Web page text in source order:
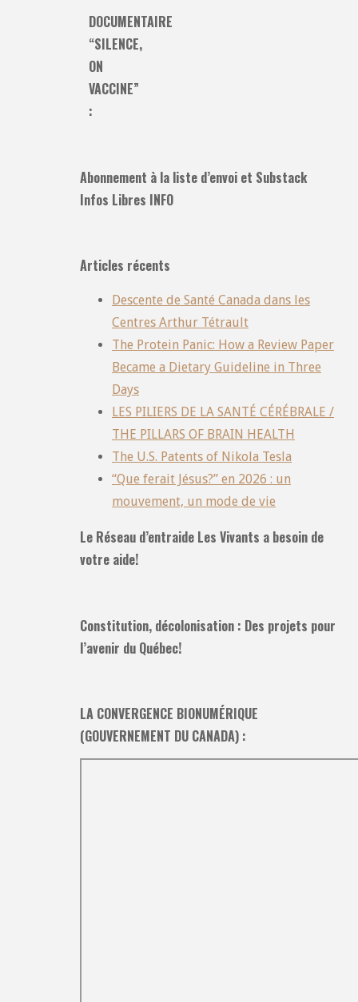
DOCUMENTAIRE
“SILENCE,
ON
VACCINE”
:
Abonnement à la liste d’envoi et Substack
Infos Libres INFO
Articles récents
Descente de Santé Canada dans les
Centres Arthur Tétrault
The Protein Panic: How a Review Paper
Became a Dietary Guideline in Three
Days
LES PILIERS DE LA SANTÉ CÉRÉBRALE /
THE PILLARS OF BRAIN HEALTH
The U.S. Patents of Nikola Tesla
“Que ferait Jésus?” en 2026 : un
mouvement, un mode de vie
Le Réseau d’entraide Les Vivants a besoin de
votre aide!
Constitution, décolonisation : Des projets pour
l’avenir du Québec!
LA CONVERGENCE BIONUMÉRIQUE
(GOUVERNEMENT DU CANADA) :